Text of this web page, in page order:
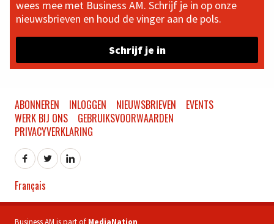
wees mee met Business AM. Schrijf je in op onze
nieuwsbrieven en houd de vinger aan de pols.
Schrijf je in
ABONNEREN INLOGGEN NIEUWSBRIEVEN
EVENTS
WERK BIJ ONS
GEBRUIKSVOORWAARDEN
PRIVACYVERKLARING
Français
Business AM is part of MediaNation